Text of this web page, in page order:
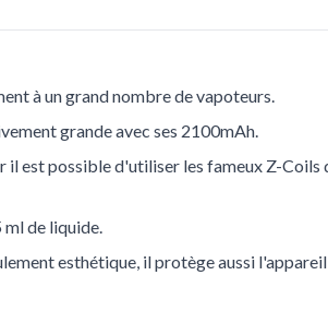
à un grand nombre de vapoteurs.
grande avec ses 2100mAh.
est possible d'utiliser les fameux Z-
ml de liquide.
esthétique, il protège aussi